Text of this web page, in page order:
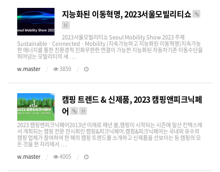
지능화된 이동혁명, 2023서울모빌리티쇼
H
2023서울모빌리티쇼 Seoul Mobility Show 2023 주제
SustainableㆍConnectedㆍMobility (지속가능하고 지능화된 이동혁명)지속가능
한 에너지를 통한 친환경적 진화무한한 연결이 가능한 지능화된 자동차기존 이동수단을
뛰어넘는 모빌리티의 새 . . .
w.master
3859
캠핑 트렌드 & 신제품, 2023 캠핑앤피크닉페
어
H
2023 캠핑앤피크닉페어​2013년 이래로 매년 봄,캠핑이 시작되는 시즌에 일산 킨텍스에
서 개최되는 캠핑 전문 전시회인 캠핑&피크닉페어.캠핑&피크닉페어는 국내외 유수의
캠핑 업체가 참여하여 한 해의 캠핑 트렌드를 소개하고 신제품을 선보이는 등 캠핑의 모
든 것을 한 자리에서 . . .
w.master
4005